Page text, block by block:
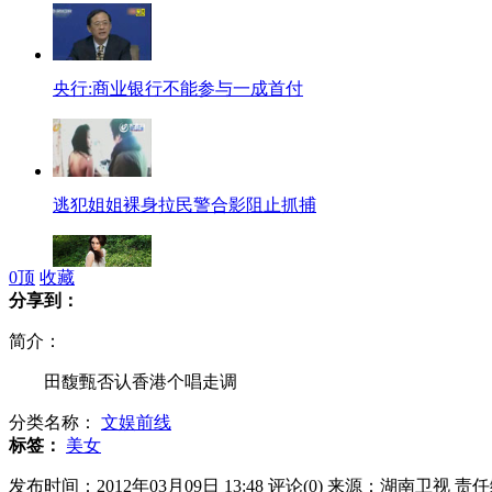
央行:商业银行不能参与一成首付
逃犯姐姐裸身拉民警合影阻止抓捕
贵州特大拐卖儿童案件告破
0顶 收藏
分享到：
简介：
田馥甄否认香港个唱走调
分类名称： 文娱前线
标签：
美女
发布时间：2012年03月09日 13:48 评论(0) 来源：湖南卫视 责